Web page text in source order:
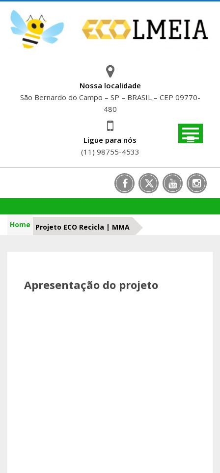
content
Nossa localidade
São Bernardo do Campo – SP – BRASIL – CEP 09770-
480
Ligue para nós
(11) 98755-4533
Home Projeto ECO Recicla | MMA
Apresentação do projeto